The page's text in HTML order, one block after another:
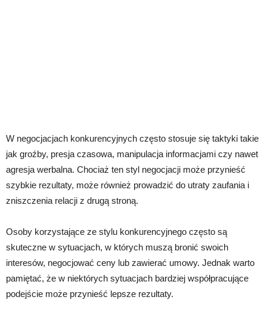
W negocjacjach konkurencyjnych często stosuje się taktyki takie
jak groźby, presja czasowa, manipulacja informacjami czy nawet
agresja werbalna. Chociaż ten styl negocjacji może przynieść
szybkie rezultaty, może również prowadzić do utraty zaufania i
zniszczenia relacji z drugą stroną.
Osoby korzystające ze stylu konkurencyjnego często są
skuteczne w sytuacjach, w których muszą bronić swoich
interesów, negocjować ceny lub zawierać umowy. Jednak warto
pamiętać, że w niektórych sytuacjach bardziej współpracujące
podejście może przynieść lepsze rezultaty.